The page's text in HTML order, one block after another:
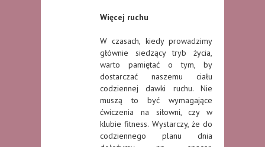
Więcej ruchu
W czasach, kiedy prowadzimy
głównie siedzący tryb życia,
warto pamiętać o tym, by
dostarczać naszemu ciału
codziennej dawki ruchu. Nie
muszą to być wymagające
ćwiczenia na siłowni, czy w
klubie fitness. Wystarczy, że do
codziennego planu dnia